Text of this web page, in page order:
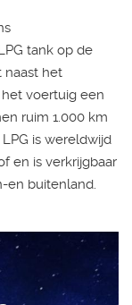
tank op de
naast het
voertuig een
ruim 1.000 km
is wereldwijd
en is verkrijgbaar
en buitenland.